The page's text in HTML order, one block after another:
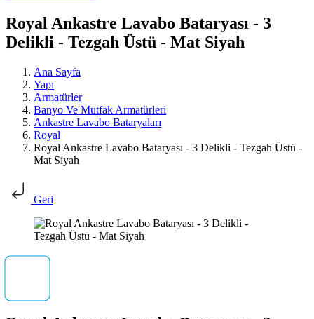
Royal Ankastre Lavabo Bataryası - 3
Delikli - Tezgah Üstü - Mat Siyah
Ana Sayfa
Yapı
Armatürler
Banyo Ve Mutfak Armatürleri
Ankastre Lavabo Bataryaları
Royal
Royal Ankastre Lavabo Bataryası - 3 Delikli - Tezgah Üstü -
Mat Siyah
Geri